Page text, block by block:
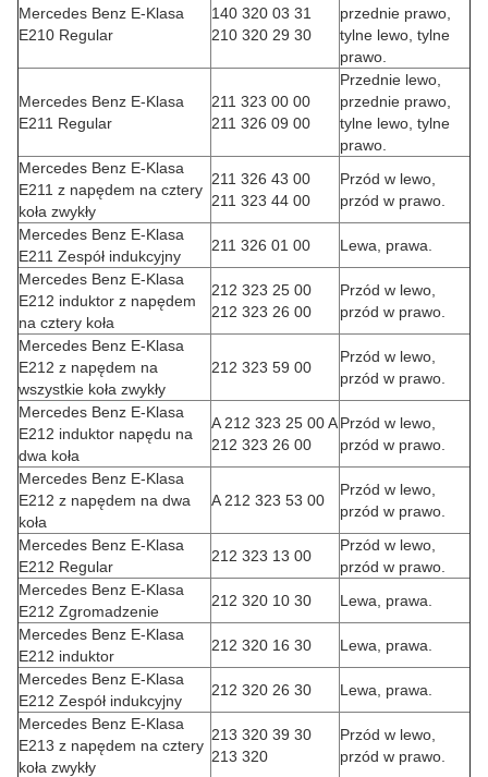
Mercedes Benz E-Klasa
E210 Regular
140 320 03 31
210 320 29 30
przednie prawo,
tylne lewo, tylne
prawo.
Mercedes Benz E-Klasa
E211 Regular
211 323 00 00
211 326 09 00
Przednie lewo,
przednie prawo,
tylne lewo, tylne
prawo.
Mercedes Benz E-Klasa
E211 z napędem na cztery
koła zwykły
211 326 43 00
211 323 44 00
Przód w lewo,
przód w prawo.
Mercedes Benz E-Klasa
E211 Zespół indukcyjny
211 326 01 00
Lewa, prawa.
Mercedes Benz E-Klasa
E212 induktor z napędem
na cztery koła
212 323 25 00
212 323 26 00
Przód w lewo,
przód w prawo.
Mercedes Benz E-Klasa
E212 z napędem na
wszystkie koła zwykły
212 323 59 00
Przód w lewo,
przód w prawo.
Mercedes Benz E-Klasa
E212 induktor napędu na
dwa koła
A 212 323 25 00 A
212 323 26 00
Przód w lewo,
przód w prawo.
Mercedes Benz E-Klasa
E212 z napędem na dwa
koła
A 212 323 53 00
Przód w lewo,
przód w prawo.
Mercedes Benz E-Klasa
E212 Regular
212 323 13 00
Przód w lewo,
przód w prawo.
Mercedes Benz E-Klasa
E212 Zgromadzenie
212 320 10 30
Lewa, prawa.
Mercedes Benz E-Klasa
E212 induktor
212 320 16 30
Lewa, prawa.
Mercedes Benz E-Klasa
E212 Zespół indukcyjny
212 320 26 30
Lewa, prawa.
Mercedes Benz E-Klasa
E213 z napędem na cztery
koła zwykły
213 320 39 30
213 320
Przód w lewo,
przód w prawo.